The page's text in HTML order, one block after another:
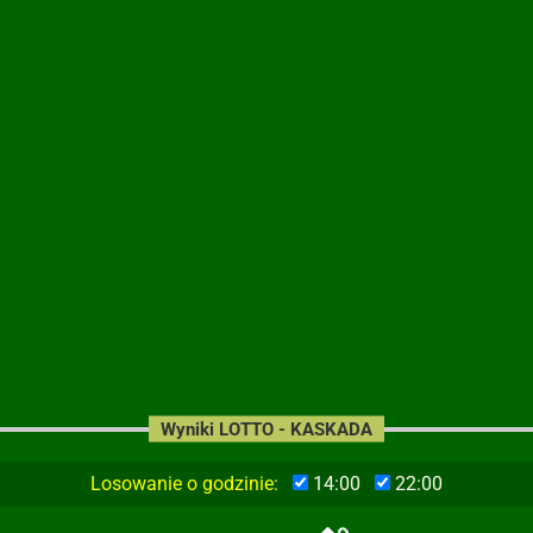
Losowanie o godzinie: 14:00 22:00
Wyniki LOTTO - KASKADA